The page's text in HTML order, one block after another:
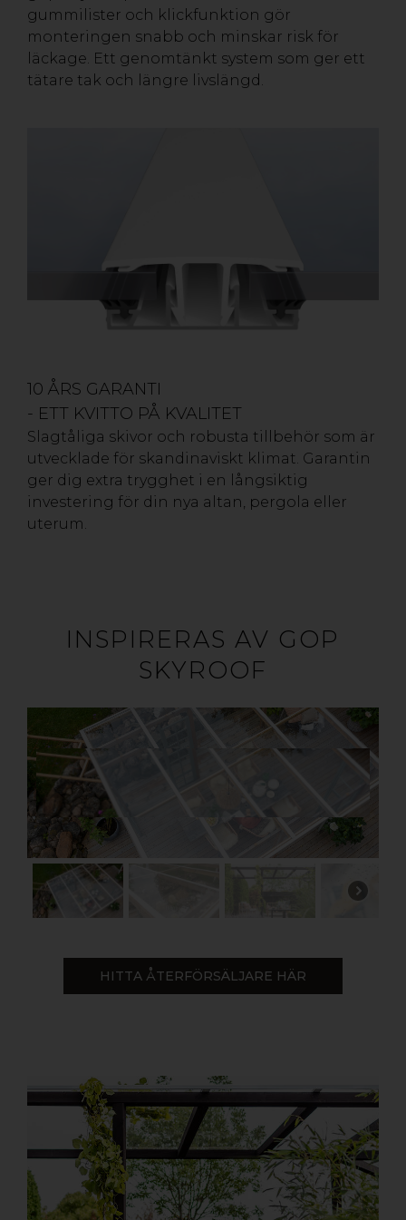
gummilister och klickfunktion gör
monteringen snabb och minskar risk för
läckage. Ett genomtänkt system som ger ett
tätare tak och längre livslängd.
10 ÅRS GARANTI
- ETT KVITTO PÅ KVALITET
Slagtåliga skivor och robusta tillbehör som är
utvecklade för skandinaviskt klimat. Garantin
ger dig extra trygghet i en långsiktig
investering för din nya altan, pergola eller
uterum.
INSPIRERAS AV GOP
SKYROOF
HITTA ÅTERFÖRSÄLJARE HÄR